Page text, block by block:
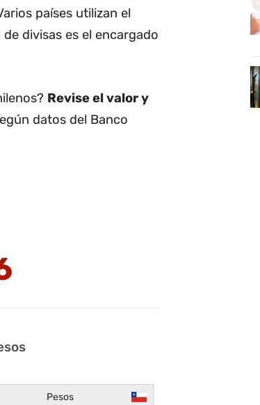
países utilizan el
divisas es el encargado
Revise el valor y
datos del Banco
Pesos